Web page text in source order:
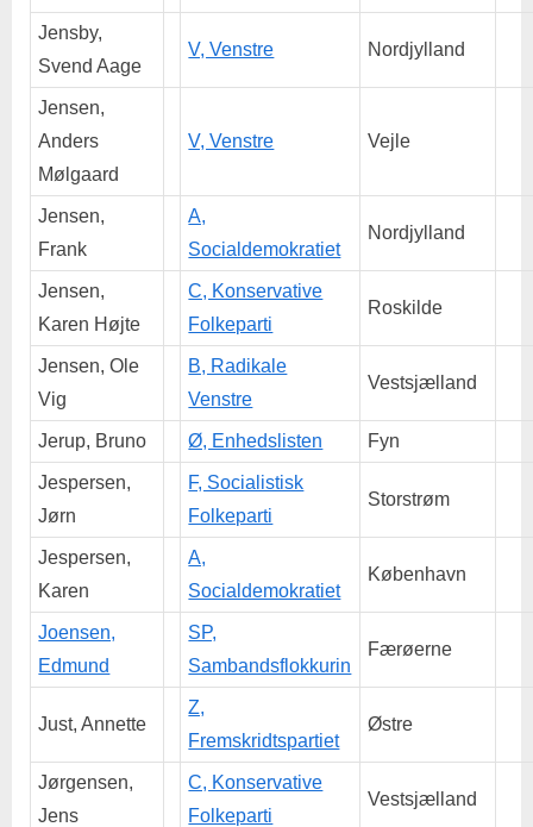
Jensby,
Svend Aage
V, Venstre Nordjylland
Jensen,
Anders
Mølgaard
V, Venstre Vejle
Jensen,
Frank
A,
Socialdemokratiet
Nordjylland
Jensen,
Karen Højte
C, Konservative
Folkeparti
Roskilde
Jensen, Ole
Vig
B, Radikale
Venstre
Vestsjælland
Jerup, Bruno Ø, Enhedslisten Fyn
Jespersen,
Jørn
F, Socialistisk
Folkeparti
Storstrøm
Jespersen,
Karen
A,
Socialdemokratiet
København
Joensen,
Edmund
SP,
Sambandsflokkurin
Færøerne
Just, Annette
Z,
Fremskridtspartiet
Østre
Jørgensen,
Jens
C, Konservative
Folkeparti
Vestsjælland